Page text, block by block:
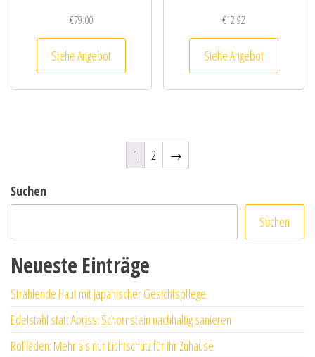
€79.00
Siehe Angebot
€12.92
Siehe Angebot
1 2 →
Suchen
Suchen
Neueste Einträge
Strahlende Haut mit japanischer Gesichtspflege
Edelstahl statt Abriss: Schornstein nachhaltig sanieren
Rollläden: Mehr als nur Lichtschutz für Ihr Zuhause